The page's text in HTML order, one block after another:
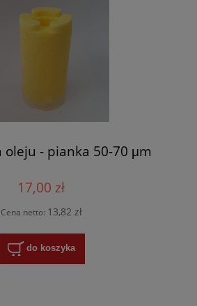
oleju - pianka 50-70 μm
17,00 zł
Cena netto: 13,82 zł
do koszyka